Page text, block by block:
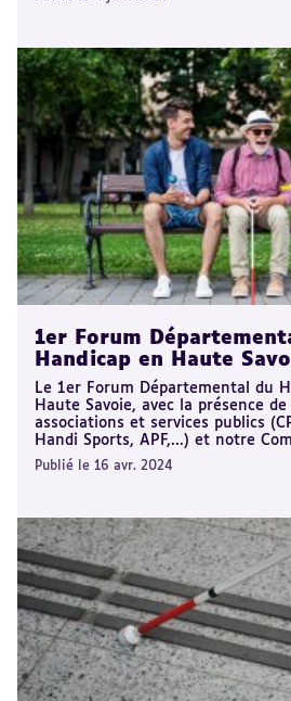
1er Forum
Handicap en Haute
Le 1er Forum Départemental du
Haute Savoie, avec la présence
associations et services publics
Handi Sports, APF,...) et notre
Publié le 16 avr. 2024